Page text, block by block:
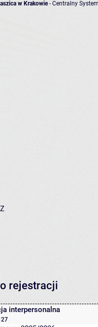
w Krakowie- Centralny
rejestracji
interpersonalna